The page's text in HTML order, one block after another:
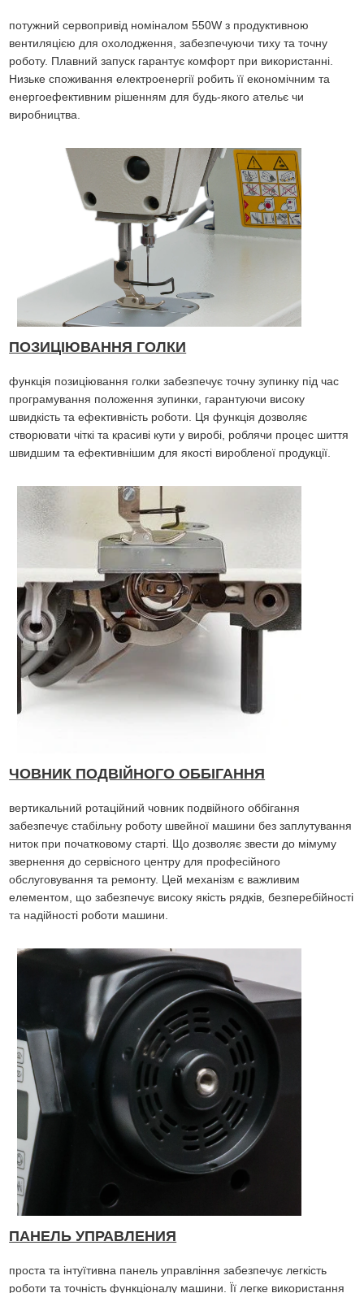
потужний сервопривід номіналом 550W з продуктивною
вентиляцією для охолодження, забезпечуючи тиху та точну
роботу. Плавний запуск гарантує комфорт при використанні.
Низьке споживання електроенергії робить її економічним та
енергоефективним рішенням для будь-якого ательє чи
виробництва.
ПОЗИЦІЮВАННЯ ГОЛКИ
функція позиціювання голки забезпечує точну зупинку під час
програмування положення зупинки, гарантуючи високу
швидкість та ефективність роботи. Ця функція дозволяє
створювати чіткі та красиві кути у виробі, роблячи процес шиття
швидшим та ефективнішим для якості виробленої продукції.
ЧОВНИК ПОДВІЙНОГО ОББІГАННЯ
вертикальний ротаційний човник подвійного оббігання
забезпечує стабільну роботу швейної машини без заплутування
ниток при початковому старті. Що дозволяє звести до мімуму
звернення до сервісного центру для професійного
обслуговування та ремонту. Цей механізм є важливим
елементом, що забезпечує високу якість рядків, безперебійності
та надійності роботи машини.
ПАНЕЛЬ УПРАВЛЕНИЯ
проста та інтуїтивна панель управління забезпечує легкість
роботи та точність функціоналу машини. Її легке використання